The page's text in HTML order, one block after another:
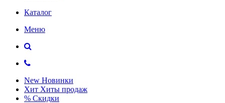
Каталог
Меню
New Новинки
Хит Хиты продаж
% Скидки